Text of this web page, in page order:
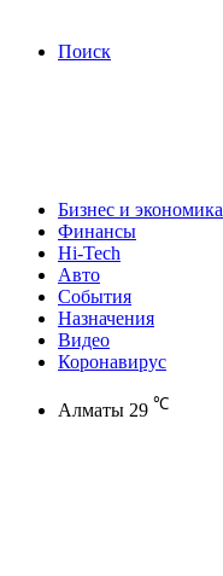
Поиск
Бизнес и экономика
Финансы
Hi-Tech
Авто
События
Назначения
Видео
Коронавирус
Алматы 29 ℃